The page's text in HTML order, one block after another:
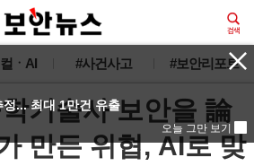
ㆍAI #사건사고 #보안리포트
기술사 보안을 論
만든 위협, AI로 맞
... 최대 1만건 유출
오늘 그만 보기